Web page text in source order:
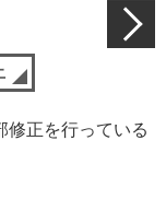
次
開始
イドの自動再生を停
正を行っている